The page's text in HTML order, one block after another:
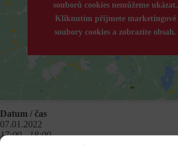
souborů cookies nemůžeme ukázat.
Kliknutím přijmete marketingové
soubory cookies a zobrazíte obsah.
Datum / čas
07.01.2022
17:00 - 18:00